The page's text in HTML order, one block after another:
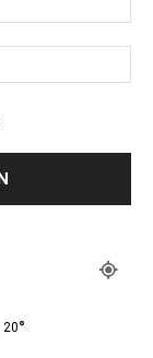
20°